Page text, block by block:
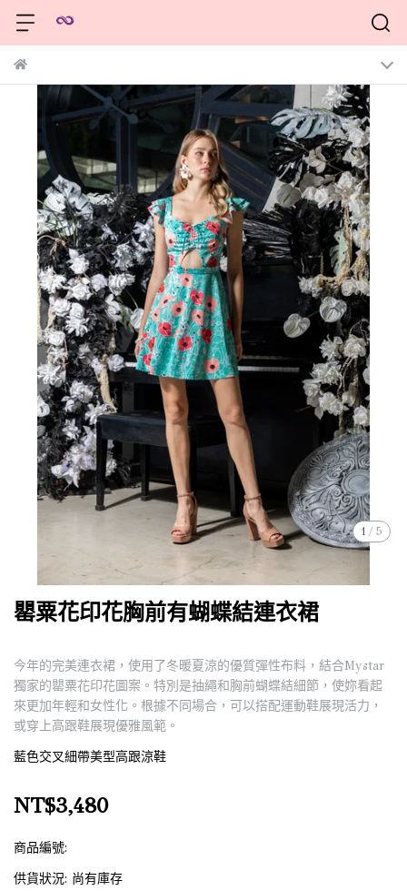
1 / 5
罌粟花印花胸前有蝴蝶結連衣裙
今年的完美連衣裙，使用了冬暖夏涼的優質彈性布料，結合Mystar
獨家的罌粟花印花圖案。特別是抽繩和胸前蝴蝶結細節，使妳看起
來更加年輕和女性化。根據不同場合，可以搭配運動鞋展現活力，
或穿上高跟鞋展現優雅風範。
藍色交叉細帶美型高跟涼鞋
NT$3,480
商品編號:
供貨狀況: 尚有庫存